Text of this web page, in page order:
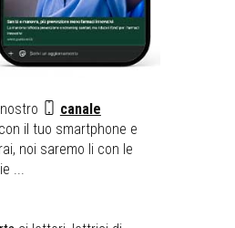
canale
il tuo smartphone e
noi saremo li con le
...